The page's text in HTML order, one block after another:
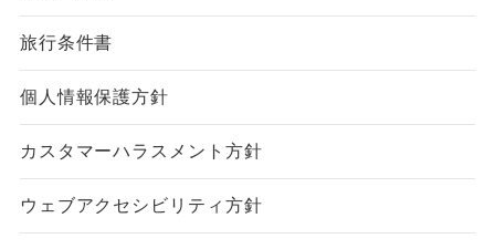
旅行条件書
個人情報保護方針
カスタマーハラスメント方針
ウェブアクセシビリティ方針